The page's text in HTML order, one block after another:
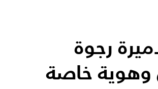
رجوة
وهوية خاصة